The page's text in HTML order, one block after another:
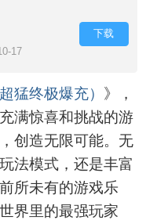
17
下载
猛终极爆充） 》，
满惊喜和挑战的游
创造无限可能。无
法模式，还是丰富
所未有的游戏乐
界里的最强玩家